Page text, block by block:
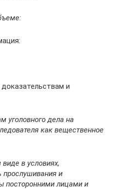
и
уголовного дела на
как вещественное
в условиях,
и
посторонними лицами и